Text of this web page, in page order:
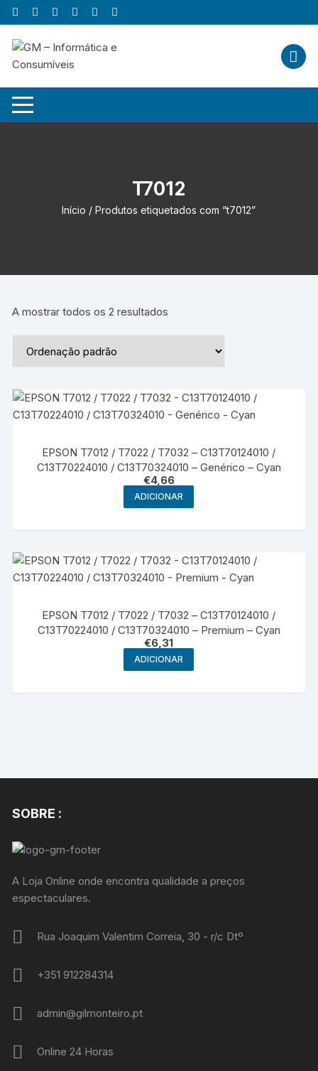
Skip
to
content
T7012
Início / Produtos etiquetados com “t7012”
A mostrar todos os 2 resultados
EPSON T7012 / T7022 / T7032 – C13T70124010 /
C13T70224010 / C13T70324010 – Genérico – Cyan
€4,66
ADICIONAR
EPSON T7012 / T7022 / T7032 – C13T70124010 /
C13T70224010 / C13T70324010 – Premium – Cyan
€6,31
ADICIONAR
SOBRE :
A Loja Online onde encontra qualidade a preços
espectaculares.
Rua Joaquim Valentim Correia, 30 - r/c Dtº
+351 912284314
admin@gilmonteiro.pt
Online 24 Horas